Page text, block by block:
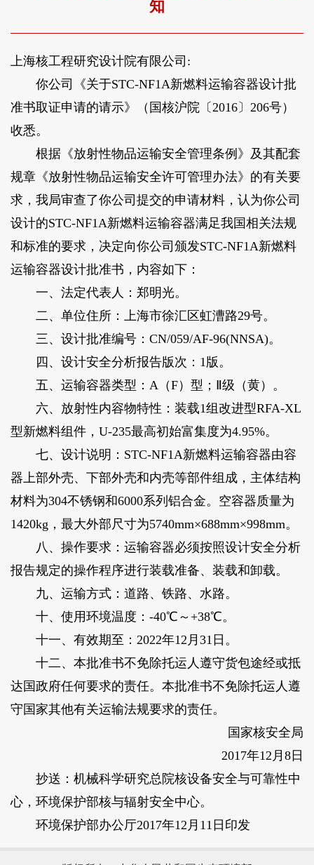
知
上海核工程研究设计院有限公司:
你公司《关于STC-NF1A新燃料运输容器设计批
准书取证申请的请示》（国核沪院〔2016〕206号）
收悉。
根据《放射性物品运输安全管理条例》及其配套
规章《放射性物品运输安全许可管理办法》的有关要
求，我局审查了你公司提交的申请材料，认为你公司
设计的STC-NF1A新燃料运输容器满足我国相关法规
和标准的要求，决定向你公司颁发STC-NF1A新燃料
运输容器设计批准书，内容如下：
一、法定代表人：郑明光。
二、单位住所：上海市徐汇区虹漕路29号。
三、设计批准编号：CN/059/AF-96(NNSA)。
四、设计安全分析报告版次：1版。
五、运输容器类型：A（F）型；Ⅱ级（黄）。
六、放射性内容物特性：装载1组改进型RFA-XL
型新燃料组件，U-235最高初始富集度为4.95%。
七、设计说明：STC-NF1A新燃料运输容器由容
器上部外壳、下部外壳和内壳等部件组成，主体结构
材料为304不锈钢和6000系列铝合金。空容器质量为
1420kg，最大外部尺寸为5740mm×688mm×998mm。
八、操作要求：运输容器必须按照设计安全分析
报告规定的操作程序进行装载准备、装载和卸载。
九、运输方式：道路、铁路、水路。
十、使用环境温度：-40℃～+38℃。
十一、有效期至：2022年12月31日。
十二、本批准书不免除托运人遵守货包途经或抵
达国政府任何要求的责任。本批准书不免除托运人遵
守国家其他有关运输法规要求的责任。
国家核安全局
2017年12月8日
抄送：机械科学研究总院核设备安全与可靠性中
心，环境保护部核与辐射安全中心。
环境保护部办公厅2017年12月11日印发